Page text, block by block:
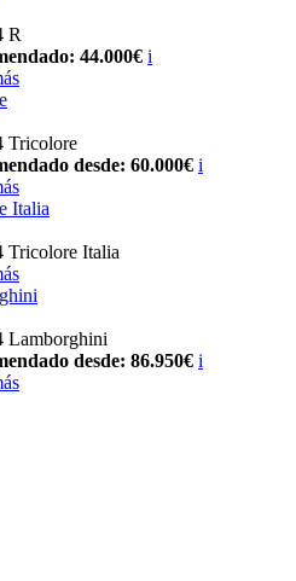
R
44.000€ i
Tricolore
desde: 60.000€ i
Italia
Tricolore Italia
Lamborghini
desde: 86.950€ i